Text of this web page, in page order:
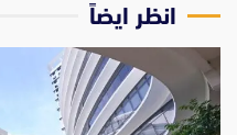
انظر ايضاً